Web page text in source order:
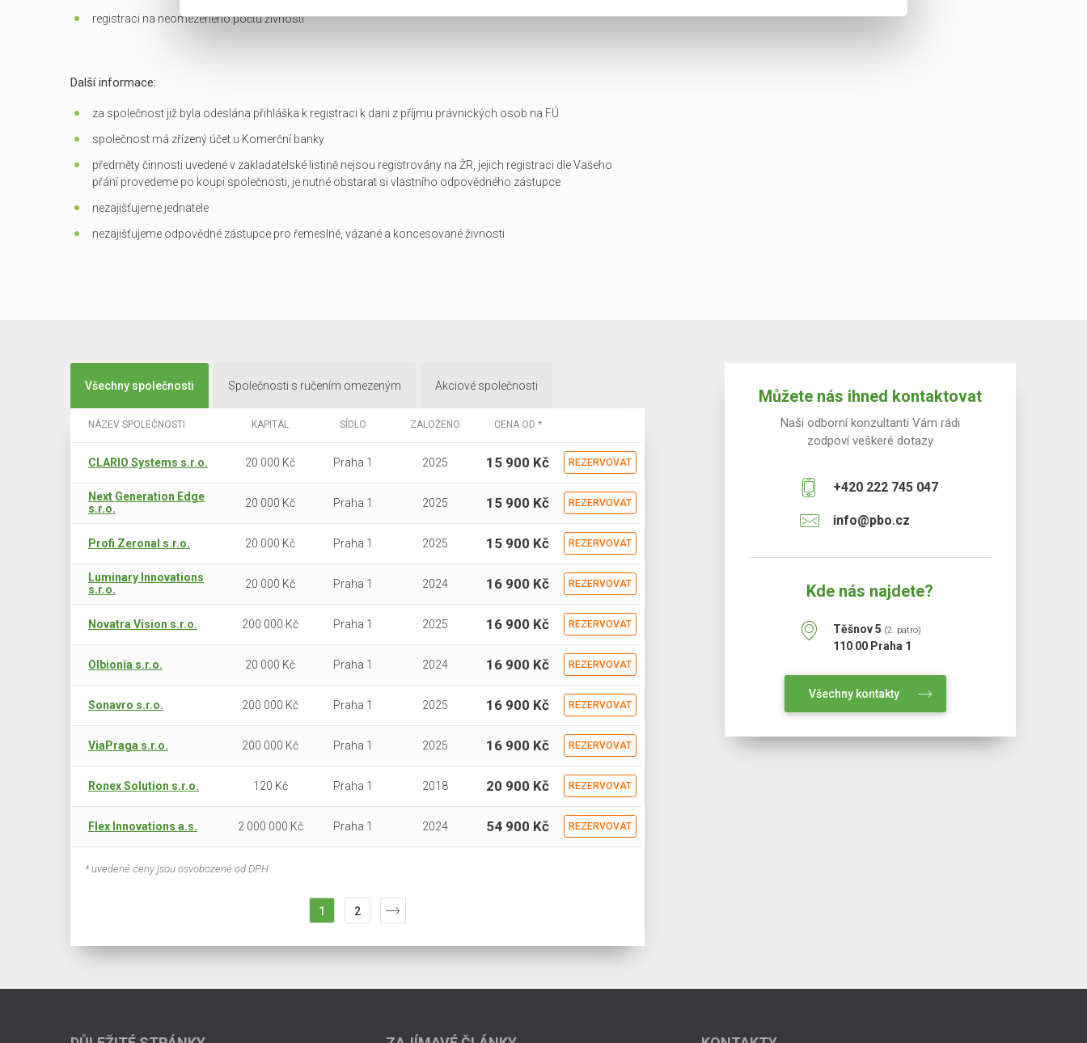
registraci na neomezeného počtu živností
Další informace:
za společnost již byla odeslána přihláška k registraci k dani z příjmu právnických osob na FÚ
společnost má zřízený účet u Komerční banky
předměty činnosti uvedené v zakladatelské listině nejsou registrovány na ŽR, jejich registraci dle Vašeho
přání provedeme po koupi společnosti, je nutné obstarat si vlastního odpovědného zástupce
nezajišťujeme jednatele
nezajišťujeme odpovědné zástupce pro řemeslné, vázané a koncesované živnosti
Všechny společnosti Společnosti s ručením omezeným Akciové společnosti
NÁZEV SPOLEČNOSTI KAPITÁL SÍDLO ZALOŽENO CENA OD *
CLARIO Systems s.r.o. 20 000 Kč Praha 1 2025 15 900 Kč REZERVOVAT
Next Generation Edge
s.r.o.
20 000 Kč Praha 1 2025 15 900 Kč REZERVOVAT
Profi Zeronal s.r.o. 20 000 Kč Praha 1 2025 15 900 Kč REZERVOVAT
Luminary Innovations
s.r.o.
20 000 Kč Praha 1 2024 16 900 Kč REZERVOVAT
Novatra Vision s.r.o. 200 000 Kč Praha 1 2025 16 900 Kč REZERVOVAT
Olbionia s.r.o. 20 000 Kč Praha 1 2024 16 900 Kč REZERVOVAT
Sonavro s.r.o. 200 000 Kč Praha 1 2025 16 900 Kč REZERVOVAT
ViaPraga s.r.o. 200 000 Kč Praha 1 2025 16 900 Kč REZERVOVAT
Ronex Solution s.r.o. 120 Kč Praha 1 2018 20 900 Kč REZERVOVAT
Flex Innovations a.s. 2 000 000 Kč Praha 1 2024 54 900 Kč REZERVOVAT
* uvedené ceny jsou osvobozené od DPH
1 2
Můžete nás ihned kontaktovat
Naši odborní konzultanti Vám rádi
zodpoví veškeré dotazy
+420 222 745 047
info@pbo.cz
Kde nás najdete?
Těšnov 5 (2. patro)
110 00 Praha 1
Všechny kontakty